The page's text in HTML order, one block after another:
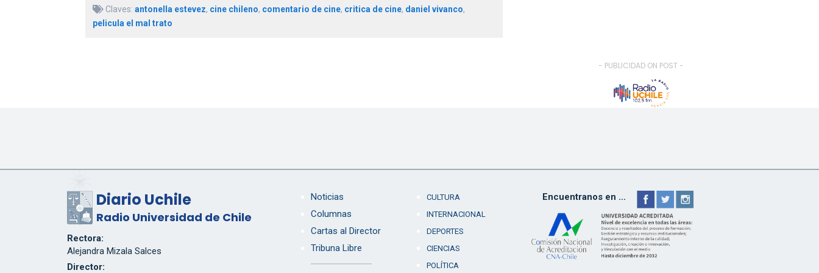
Claves: antonella estevez, cine chileno, comentario de cine, critica de cine, daniel vivanco,
pelicula el mal trato
- PUBLICIDAD ON POST -
Diario Uchile
Radio Universidad de Chile
Rectora:
Alejandra Mizala Salces
Director:
Noticias
Columnas
Cartas al Director
Tribuna Libre
CULTURA
INTERNACIONAL
DEPORTES
CIENCIAS
POLÍTICA
Encuentranos en ...